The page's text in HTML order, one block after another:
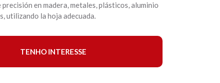
en madera, metales, plásticos, aluminio
utilizando la hoja adecuada.
TENHO INTERESSE